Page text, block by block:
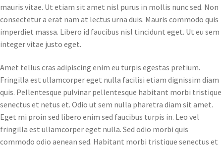
mauris vitae. Ut etiam sit amet nisl purus in mollis nunc sed. Non
consectetur a erat nam at lectus urna duis. Mauris commodo quis
imperdiet massa. Libero id faucibus nisl tincidunt eget. Ut eu sem
integer vitae justo eget.
Amet tellus cras adipiscing enim eu turpis egestas pretium.
Fringilla est ullamcorper eget nulla facilisi etiam dignissim diam
quis. Pellentesque pulvinar pellentesque habitant morbi tristique
senectus et netus et. Odio ut sem nulla pharetra diam sit amet.
Eget mi proin sed libero enim sed faucibus turpis in. Leo vel
fringilla est ullamcorper eget nulla. Sed odio morbi quis
commodo odio aenean sed. Habitant morbi tristique senectus et